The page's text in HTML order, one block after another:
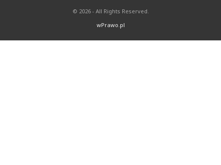
© 2026 - All Rights Reserved.
wPrawo.pl